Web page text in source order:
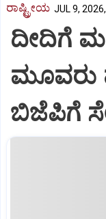
ರಾಷ್ಟ್ರೀಯ JUL 9,
ದೀದಿಗೆ
ಮೂವರು
ಬಿಜೆಪಿಗೆ